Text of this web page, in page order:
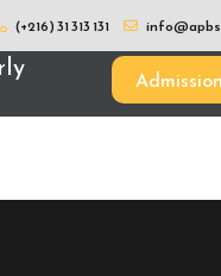
(+216) 31 313 131
Admission